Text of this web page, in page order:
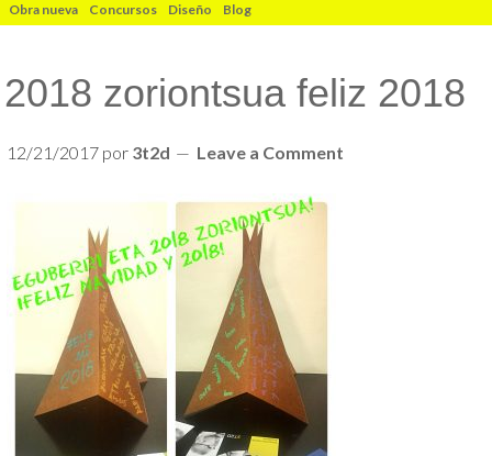
Obra nueva
Concursos Diseño Blog
2018 zoriontsua feliz 2018
12/21/2017 por 3t2d Leave a Comment